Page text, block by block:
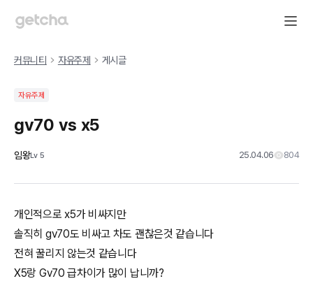
커뮤니티 자유주제 게시글
자유주제
gv70 vs x5
임왕Lv 5 25.04.06 804
개인적으로 x5가 비싸지만
솔직히 gv70도 비싸고 차도 괜찮은것 같습니다
전혀 꿀리지 않는것 같습니다
X5랑 Gv70 급차이가 많이 납니까?